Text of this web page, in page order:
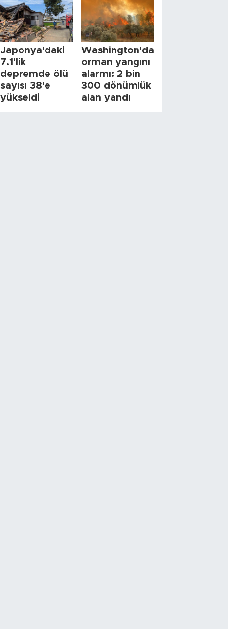
Japonya'daki
7.1'lik
depremde ölü
sayısı 38'e
yükseldi
Washington'da
orman yangını
alarmı: 2 bin
300 dönümlük
alan yandı